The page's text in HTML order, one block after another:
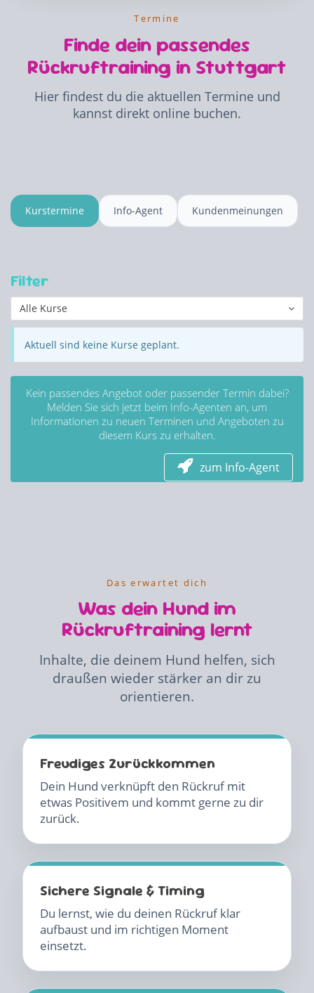
Termine
Finde dein passendes
Rückruftraining in Stuttgart
Hier findest du die aktuellen Termine und
kannst direkt online buchen.
Kurstermine Info-Agent Kundenmeinungen
Filter
Alle Kurse
Aktuell sind keine Kurse geplant.
Kein passendes Angebot oder passender Termin dabei?
Melden Sie sich jetzt beim Info-Agenten an, um
Informationen zu neuen Terminen und Angeboten zu
diesem Kurs zu erhalten.
zum Info-Agent
Das erwartet dich
Was dein Hund im
Rückruftraining lernt
Inhalte, die deinem Hund helfen, sich
draußen wieder stärker an dir zu
orientieren.
Freudiges Zurückkommen
Dein Hund verknüpft den Rückruf mit
etwas Positivem und kommt gerne zu dir
zurück.
Sichere Signale & Timing
Du lernst, wie du deinen Rückruf klar
aufbaust und im richtigen Moment
einsetzt.